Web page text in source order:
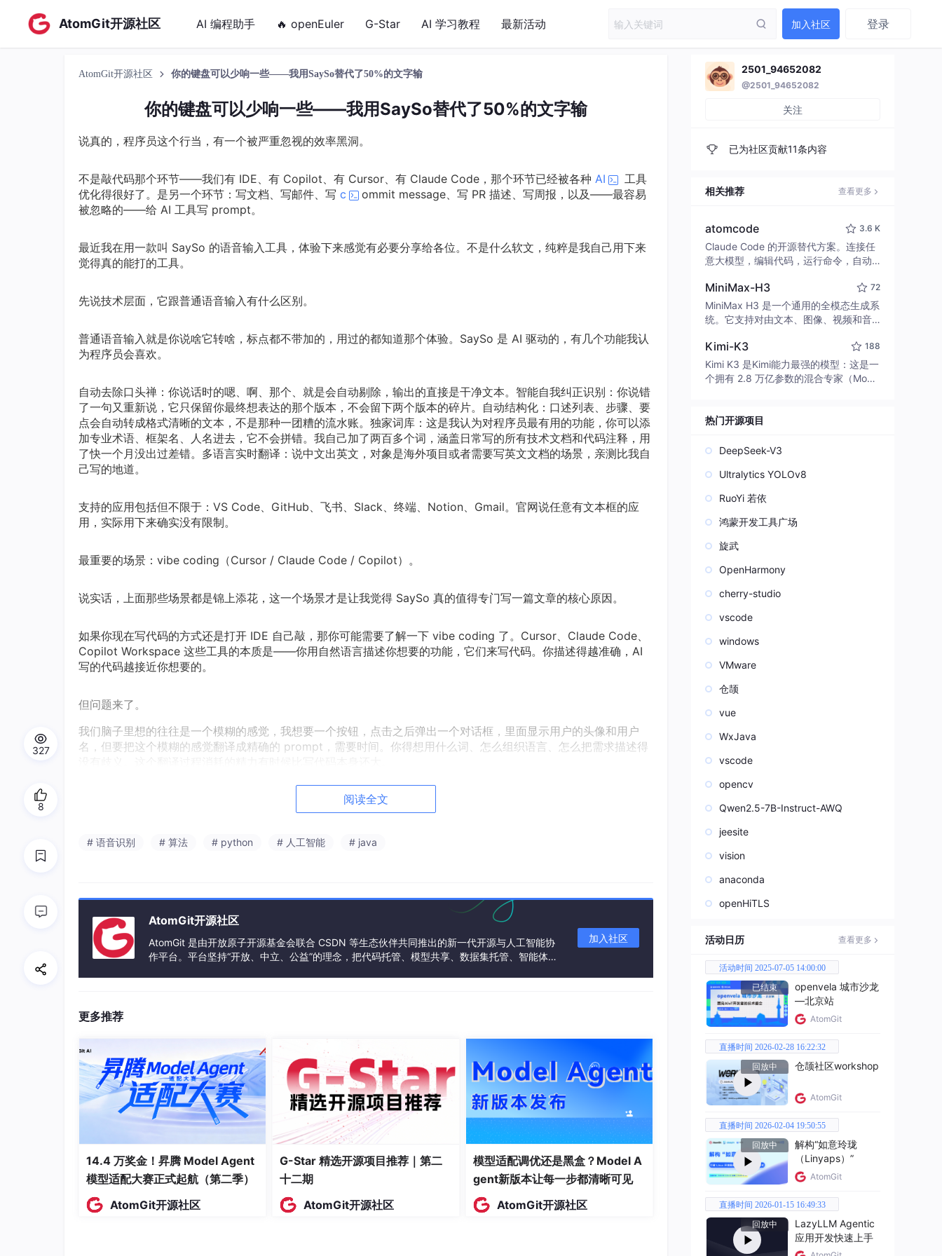
AtomGit开源社区 AI 编程助手 🔥 openEuler G-Star AI 学习教程 最新活动 加入社区 登录
AtomGit开源社区 你的键盘可以少响一些——我用SaySo替代了50%的文字输
你的键盘可以少响一些——我用SaySo替代了50%的文字输
说真的，程序员这个行当，有一个被严重忽视的效率黑洞。
不是敲代码那个环节——我们有 IDE、有 Copilot、有 Cursor、有 Claude Code，那个环节已经被各种 AI
工具
优化得很好了。是另一个环节：写文档、写邮件、写 c
ommit message、写 PR 描述、写周报，以及——最容易
被忽略的——给 AI 工具写 prompt。
最近我在用一款叫 SaySo 的语音输入工具，体验下来感觉有必要分享给各位。不是什么软文，纯粹是我自己用下来
觉得真的能打的工具。
先说技术层面，它跟普通语音输入有什么区别。
普通语音输入就是你说啥它转啥，标点都不带加的，用过的都知道那个体验。SaySo 是 AI 驱动的，有几个功能我认
为程序员会喜欢。
自动去除口头禅：你说话时的嗯、啊、那个、就是会自动剔除，输出的直接是干净文本。智能自我纠正识别：你说错
了一句又重新说，它只保留你最终想表达的那个版本，不会留下两个版本的碎片。自动结构化：口述列表、步骤、要
点会自动转成格式清晰的文本，不是那种一团糟的流水账。独家词库：这是我认为对程序员最有用的功能，你可以添
加专业术语、框架名、人名进去，它不会拼错。我自己加了两百多个词，涵盖日常写的所有技术文档和代码注释，用
了快一个月没出过差错。多语言实时翻译：说中文出英文，对象是海外项目或者需要写英文文档的场景，亲测比我自
己写的地道。
支持的应用包括但不限于：VS Code、GitHub、飞书、Slack、终端、Notion、Gmail。官网说任意有文本框的应
用，实际用下来确实没有限制。
最重要的场景：vibe coding（Cursor / Claude Code / Copilot）。
说实话，上面那些场景都是锦上添花，这一个场景才是让我觉得 SaySo 真的值得专门写一篇文章的核心原因。
如果你现在写代码的方式还是打开 IDE 自己敲，那你可能需要了解一下 vibe coding 了。Cursor、Claude Code、
Copilot Workspace 这些工具的本质是——你用自然语言描述你想要的功能，它们来写代码。你描述得越准确，AI
写的代码越接近你想要的。
但问题来了。
我们脑子里想的往往是一个模糊的感觉，我想要一个按钮，点击之后弹出一个对话框，里面显示用户的头像和用户
名，但要把这个模糊的感觉翻译成精确的 prompt，需要时间。你得想用什么词、怎么组织语言、怎么把需求描述得
更难受的是，vibe coding 的核心是流式——你给 AI 一个 prompt，AI 给你一段代码，你看一眼觉得哪里不对，说
这里改成 xxx、再加一个 xxx，AI 再改，你再看。这个来回修正的过程需要你不断把自己的想法转成文字。我不知道
状态，别让用户觉得 app 死了，但我得花十几秒把这句话打成文字发出去，打完我可能已经忘了最开始想说的是什
SaySo 解决的就是这个问题
我现在用 Cursor 的方式是——打开 SaySo，嘴巴说出来，把用户头像改成圆形，加一个 hover 缩放效果，如果加
载失败就显示默认头像，SaySo 给我转成干净的文字，我直接粘贴到 Cursor 的输入框里，AI 开始干活。这中间省
去的键盘敲击听起来没多少，但实际体验下来整个对话节奏完全不一样了。
了一大堆，就是那个，用户登录之后我们要展示他的头像，就是右上角那个小图标，点击之后有个下拉菜单，里面有
和退出登录选项。我不需要在说话的节奏和 prompt 的精确性之间做妥协了。
这个场景我用下来感觉是，vibe coding 工具已经把代码生成这个环节 AI 化了，SaySo 把人机对话这个环节也 AI
化了。程序员在这个链条里从打字员 + 决策者变成了纯粹的决策者，打字那个环节被彻底省掉了。
写 commit message 和 PR 描述。这是我用得最频繁的场景。每次提交代码我都要想怎么写 commit message，有
时候代码本身五分钟写完了，commit message 憋了十分钟。用 SaySo 之后我直接口述我做了什么，AI 给我整理成
规范的 commit message，语气和格式都比我自己写的干净很多。
阅读全文
# 语音识别 # 算法 # python # 人工智能 # java
AtomGit开源社区
AtomGit 是由开放原子开源基金会联合 CSDN 等生态伙伴共同推出的新一代开源与人工智能协
作平台。平台坚持“开放、中立、公益”的理念，把代码托管、模型共享、数据集托管、智能体开
加入社区
更多推荐
14.4 万奖金！昇腾 Model Agent
模型适配大赛正式起航（第二季）
AtomGit开源社区
G-Star 精选开源项目推荐｜第二
十二期
AtomGit开源社区
模型适配调优还是黑盒？Model A
gent新版本让每一步都清晰可见
AtomGit开源社区
327
8
2501_94652082
@2501_94652082
关注
已为社区贡献11条内容
相关推荐 查看更多
atomcode 3.6 K
Claude Code 的开源替代方案。连接任
意大模型，编辑代码，运行命令，自动
致性能。 ｜ An open-source alternativ
e to Claude Code. Connect any LLM,
edit code, run commands, and verify
MiniMax-H3 72
MiniMax H3 是一个通用的全模态生成系
统。它支持对由文本、图像、视频和音
并能生成分辨率高达 2K、时长可达 15
秒的带原生立体声音频的视频。得益于
面向任务泛化的系统设计，H3 在预训练
模态指令。
Kimi-K3 188
Kimi K3 是Kimi能力最强的模型：这是一
个拥有 2.8 万亿参数的混合专家（Mo
热门开源项目
DeepSeek-V3
Ultralytics YOLOv8
RuoYi 若依
鸿蒙开发工具广场
旋武
OpenHarmony
cherry-studio
vscode
windows
VMware
仓颉
vue
WxJava
vscode
opencv
Qwen2.5-7B-Instruct-AWQ
jeesite
vision
anaconda
openHiTLS
活动日历 查看更多
活动时间 2025-07-05 14:00:00
已结束
openvela 城市沙龙
—北京站
AtomGit
直播时间 2026-02-28 16:22:32
回放中
仓颉社区workshop
AtomGit
直播时间 2026-02-04 19:50:55
回放中
解构“如意玲珑
（Linyaps）”
AtomGit
直播时间 2026-01-15 16:49:33
回放中
LazyLLM Agentic
应用开发快速上手